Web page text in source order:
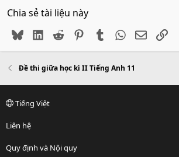
Chia sẻ tài liệu này
BlueskyLinkedIn
Reddit PinterestTumblr WhatsApp
EmailLink
Đề thi giữa học kì II Tiếng Anh 11
Tiếng Việt
Liên hệ
Quy định và Nội quy